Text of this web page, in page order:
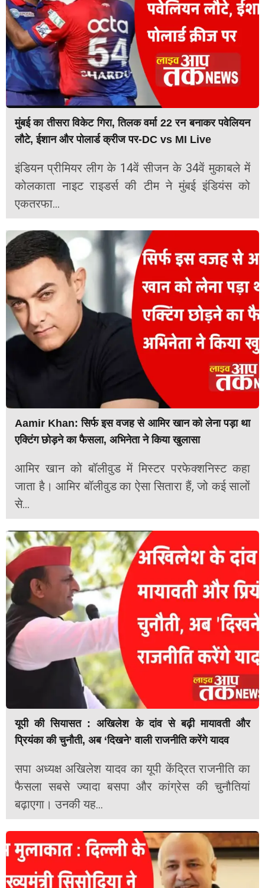
मुंबई का तीसरा विकेट गिरा, तिलक वर्मा 22 रन बनाकर पवेलियन
लौटे, ईशान और पोलार्ड क्रीज पर-DC vs MI Live
इंडियन प्रीमियर लीग के 14वें सीजन के 34वें मुकाबले में
कोलकाता नाइट राइडर्स की टीम ने मुंबई इंडियंस को
एकतरफा...
Aamir Khan: सिर्फ इस वजह से आमिर खान को लेना पड़ा था
एक्टिंग छोड़ने का फैसला, अभिनेता ने किया खुलासा
आमिर खान को बॉलीवुड में मिस्टर परफेक्शनिस्ट कहा
जाता है। आमिर बॉलीवुड का ऐसा सितारा हैं, जो कई सालों
से...
यूपी की सियासत : अखिलेश के दांव से बढ़ी मायावती और
प्रियंका की चुनौती, अब ‘दिखने’ वाली राजनीति करेंगे यादव
सपा अध्यक्ष अखिलेश यादव का यूपी केंद्रित राजनीति का
फैसला सबसे ज्यादा बसपा और कांग्रेस की चुनौतियां
बढ़ाएगा। उनकी यह...